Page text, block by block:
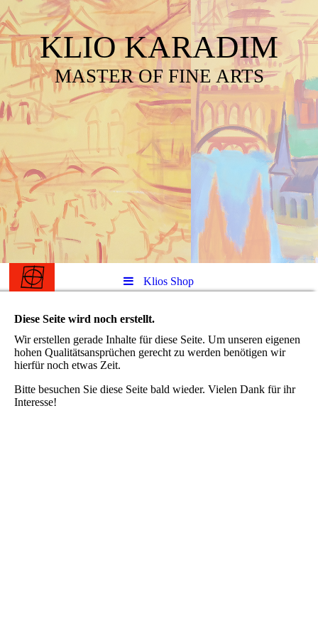
KLIO KARADIM
MASTER OF FINE ARTS
Klios Shop
Diese Seite wird noch erstellt.
Wir erstellen gerade Inhalte für diese Seite. Um unseren eigenen
hohen Qualitätsansprüchen gerecht zu werden benötigen wir
hierfür noch etwas Zeit.
Bitte besuchen Sie diese Seite bald wieder. Vielen Dank für ihr
Interesse!